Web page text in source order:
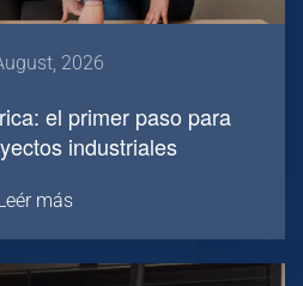
2026
el primer paso para
industriales
más